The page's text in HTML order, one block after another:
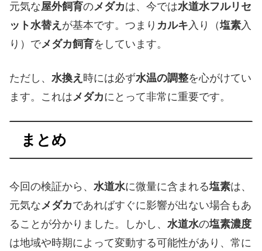
元気な屋外飼育のメダカは、今では水道水フルリセ
ット水替え が基本です。つまり カルキ入り（塩素入
り）でメダカ飼育をしています。
ただし、 水換え 時には必ず水温の調整を心がけてい
ます。これは メダカにとって非常に重要です。
まとめ
今回の検証から、 水道水に微量に含まれる塩素は、
元気なメダカであればすぐに影響が出ない場合もあ
ることが分かりました。しかし、 水道水の塩素濃度
は地域や時期によって変動する可能性があり、常に